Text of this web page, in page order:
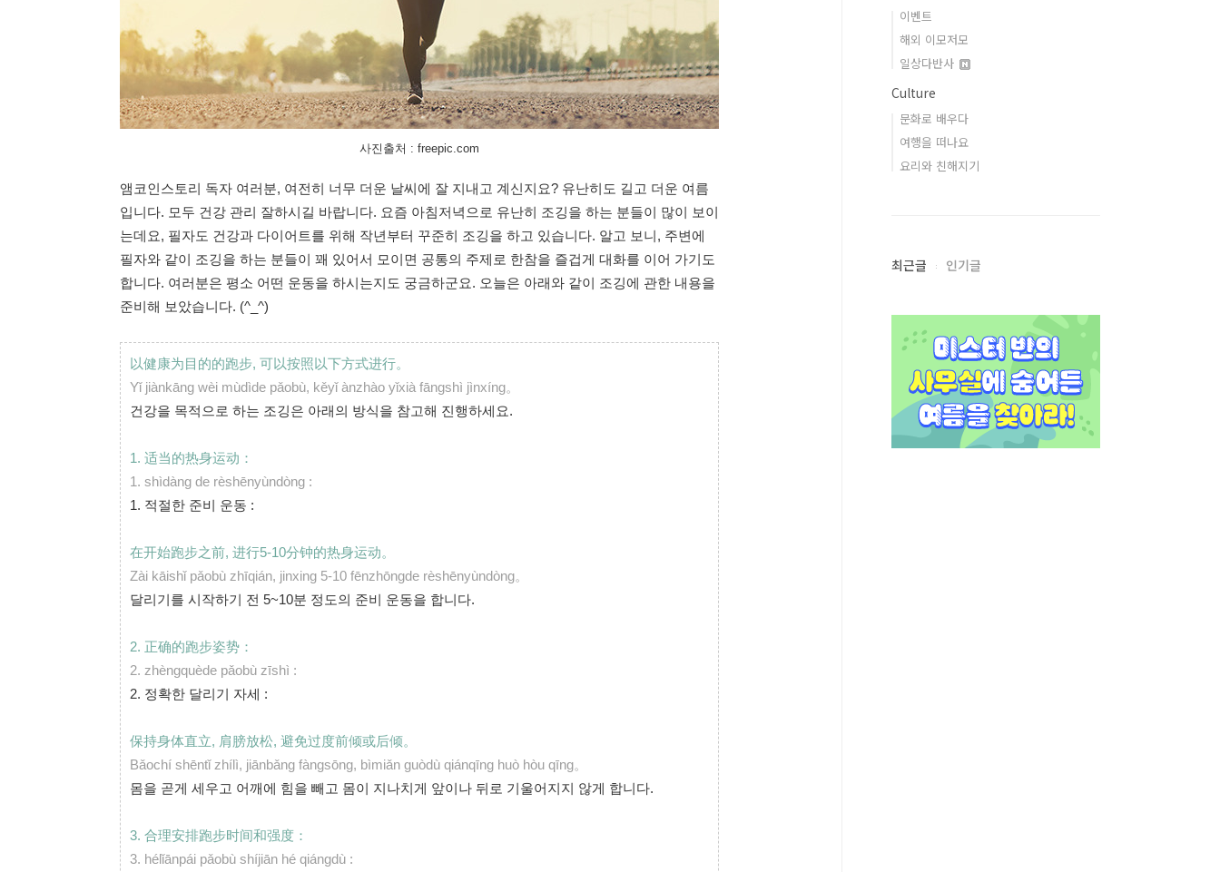
사진출처 : freepic.com
앰코인스토리 독자 여러분, 여전히 너무 더운 날씨에 잘 지내고 계신지요? 유난히도 길고 더운 여름
입니다. 모두 건강 관리 잘하시길 바랍니다. 요즘 아침저녁으로 유난히 조깅을 하는 분들이 많이 보이
는데요, 필자도 건강과 다이어트를 위해 작년부터 꾸준히 조깅을 하고 있습니다. 알고 보니, 주변에
필자와 같이 조깅을 하는 분들이 꽤 있어서 모이면 공통의 주제로 한참을 즐겁게 대화를 이어 가기도
합니다. 여러분은 평소 어떤 운동을 하시는지도 궁금하군요. 오늘은 아래와 같이 조깅에 관한 내용을
준비해 보았습니다. (^_^)
以健康为目的的跑步, 可以按照以下方式进行。
Yǐ jiànkāng wèi mùdìde pǎobù, kěyǐ ànzhào yǐxià fāngshì jìnxíng。
건강을 목적으로 하는 조깅은 아래의 방식을 참고해 진행하세요.
1. 适当的热身运动：
1. shìdàng de rèshēnyùndòng :
1. 적절한 준비 운동 :
在开始跑步之前, 进行5-10分钟的热身运动。
Zài kāishǐ pǎobù zhīqián, jinxing 5-10 fēnzhōngde rèshēnyùndòng。
달리기를 시작하기 전 5~10분 정도의 준비 운동을 합니다.
2. 正确的跑步姿势：
2. zhèngquède pǎobù zīshì :
2. 정확한 달리기 자세 :
保持身体直立, 肩膀放松, 避免过度前倾或后倾。
Bǎochí shēntǐ zhílì, jiānbǎng fàngsōng, bìmiǎn guòdù qiánqīng huò hòu qīng。
몸을 곧게 세우고 어깨에 힘을 빼고 몸이 지나치게 앞이나 뒤로 기울어지지 않게 합니다.
3. 合理安排跑步时间和强度：
3. hélǐānpái pǎobù shíjiān hé qiángdù :
이벤트
해외 이모저모
일상다반사
Culture
문화로 배우다
여행을 떠나요
요리와 친해지기
최근글 인기글